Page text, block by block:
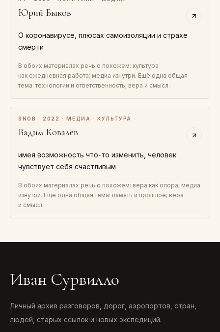
Юрий Быков
О коронавирусе, плюсах самоизоляции и страхе
смерти
В обоих материалах речь о похожем: культура
как ежедневная работа; медиа изнутри. Ещё одна общая
тема: технологии и ответственность; вера и смысл.
SNOB · 2022 · МЕДИА · КУЛЬТУРА
Вадим Ковалёв
имея возможность что-то изменить, человек
чувствует себя счастливым
В обоих материалах речь о похожем: вера как опора; медиа
изнутри. Ещё одна общая тема: память и прошлое; вера
и смысл.
Иван Сурвилло
Личный архив разговоров, дорог, аэропортов, стран,
людей, старых ссылок и новых экспедиций.